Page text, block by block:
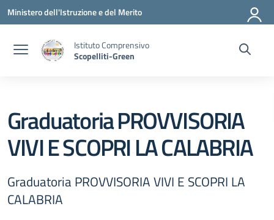
Vai ai contenuti
Vai al menu di navigazione
Vai al footer
Ministero dell'Istruzione e del Merito
Istituto Comprensivo
Scopelliti-Green
Graduatoria PROVVISORIA
VIVI E SCOPRI LA CALABRIA
Graduatoria PROVVISORIA VIVI E SCOPRI LA
CALABRIA